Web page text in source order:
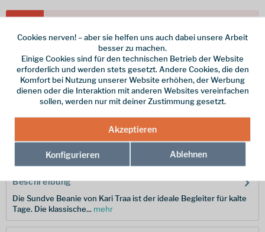
inkl. MwSt. zzgl. Versandkosten
Farbe
Merken
Hersteller-Nr.: 611089-uni
Beschreibung
Die Sundve Beanie von Kari Traa ist der ideale Begleiter für kalte
Tage. Die klassische... mehr
Cookies nerven! – aber sie helfen uns auch dabei unsere Arbeit
besser zu machen.
Einige Cookies sind für den technischen Betrieb der Website
erforderlich und werden stets gesetzt. Andere Cookies, die den
Komfort bei Nutzung unserer Website erhöhen, der Werbung
dienen oder die Interaktion mit anderen Websites vereinfachen
sollen, werden nur mit deiner Zustimmung gesetzt.
Akzeptieren
Konfigurieren Ablehnen